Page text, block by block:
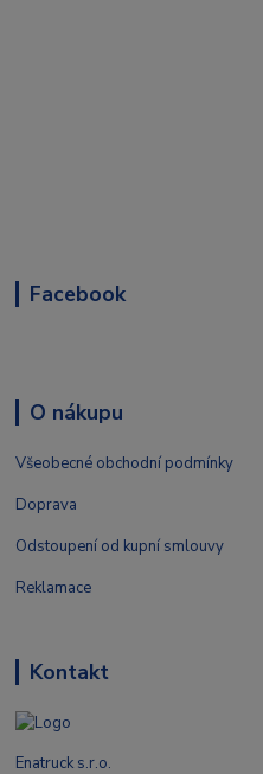
Facebook
O nákupu
Všeobecné obchodní podmínky
Doprava
Odstoupení od kupní smlouvy
Reklamace
Kontakt
Enatruck s.r.o.